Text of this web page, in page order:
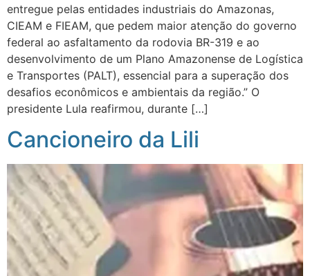
entregue pelas entidades industriais do Amazonas,
CIEAM e FIEAM, que pedem maior atenção do governo
federal ao asfaltamento da rodovia BR-319 e ao
desenvolvimento de um Plano Amazonense de Logística
e Transportes (PALT), essencial para a superação dos
desafios econômicos e ambientais da região.” O
presidente Lula reafirmou, durante […]
Cancioneiro da Lili